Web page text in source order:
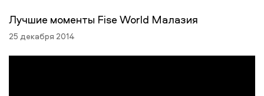
Лучшие моменты Fise World Малазия
25 декабря 2014